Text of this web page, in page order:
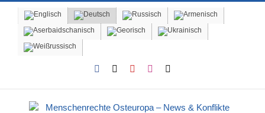
content
Facebook YouTubeInstagram